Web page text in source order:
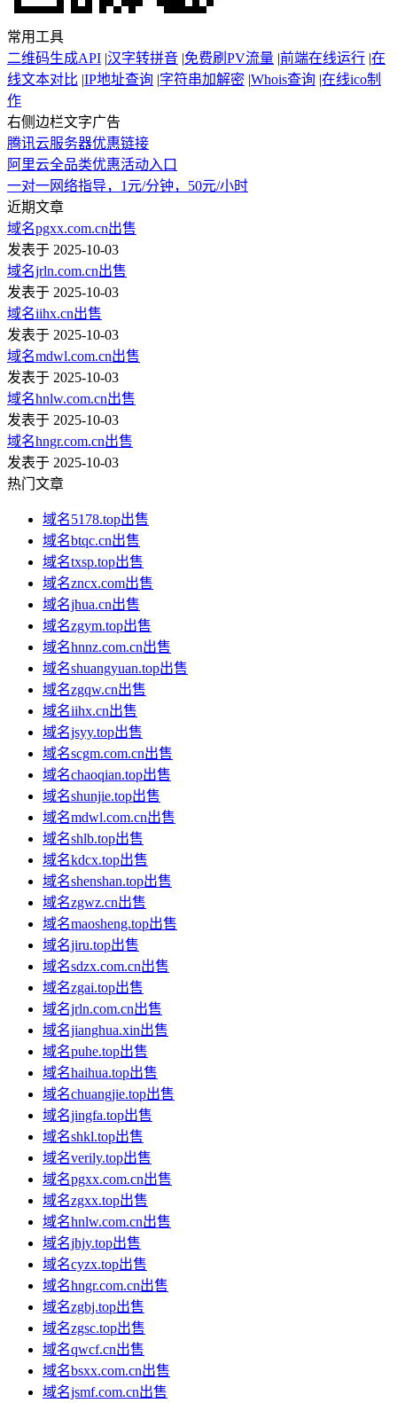
常用工具
二维码生成API |汉字转拼音 |免费刷PV流量 |前端在线运行 |在
线文本对比 |IP地址查询 |字符串加解密 |Whois查询 |在线ico制
作
右侧边栏文字广告
腾讯云服务器优惠链接
阿里云全品类优惠活动入口
一对一网络指导，1元/分钟，50元/小时
近期文章
域名pgxx.com.cn出售
发表于 2025-10-03
域名jrln.com.cn出售
发表于 2025-10-03
域名iihx.cn出售
发表于 2025-10-03
域名mdwl.com.cn出售
发表于 2025-10-03
域名hnlw.com.cn出售
发表于 2025-10-03
域名hngr.com.cn出售
发表于 2025-10-03
热门文章
域名5178.top出售
域名btqc.cn出售
域名txsp.top出售
域名zncx.com出售
域名jhua.cn出售
域名zgym.top出售
域名hnnz.com.cn出售
域名shuangyuan.top出售
域名zgqw.cn出售
域名iihx.cn出售
域名jsyy.top出售
域名scgm.com.cn出售
域名chaoqian.top出售
域名shunjie.top出售
域名mdwl.com.cn出售
域名shlb.top出售
域名kdcx.top出售
域名shenshan.top出售
域名zgwz.cn出售
域名maosheng.top出售
域名jiru.top出售
域名sdzx.com.cn出售
域名zgai.top出售
域名jrln.com.cn出售
域名jianghua.xin出售
域名puhe.top出售
域名haihua.top出售
域名chuangjie.top出售
域名jingfa.top出售
域名shkl.top出售
域名verily.top出售
域名pgxx.com.cn出售
域名zgxx.top出售
域名hnlw.com.cn出售
域名jhjy.top出售
域名cyzx.top出售
域名hngr.com.cn出售
域名zgbj.top出售
域名zgsc.top出售
域名qwcf.cn出售
域名bsxx.com.cn出售
域名jsmf.com.cn出售